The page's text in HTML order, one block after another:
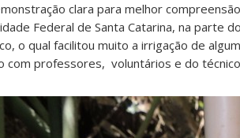
clara para melhor
Federal de Santa Catarina, na parte
o qual facilitou muito a irrigação de
com professores, voluntários e do